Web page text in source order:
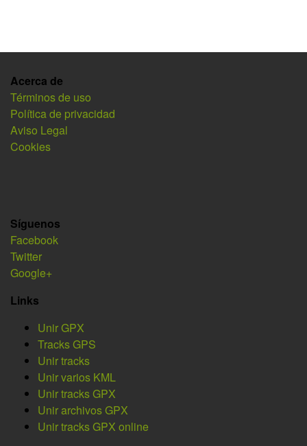
Acerca de
Términos de uso
Política de privacidad
Aviso Legal
Cookies
Síguenos
Facebook
Twitter
Google+
Links
Unir GPX
Tracks GPS
Unir tracks
Unir varios KML
Unir tracks GPX
Unir archivos GPX
Unir tracks GPX online